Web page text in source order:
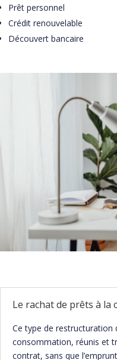
Prêt personnel
Crédit renouvelable
Découvert bancaire
Le rachat de prêts à la
Ce type de restructuration
consommation, réunis et
contrat, sans que